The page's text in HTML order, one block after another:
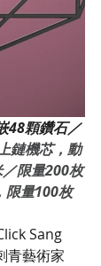
48顆鑽石／
鏈機芯，動
限量200枚
限量100枚
Sang
青藝術家